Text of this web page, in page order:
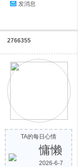
发消息
2766355
TA的每日心情
慵懒
2026-6-7